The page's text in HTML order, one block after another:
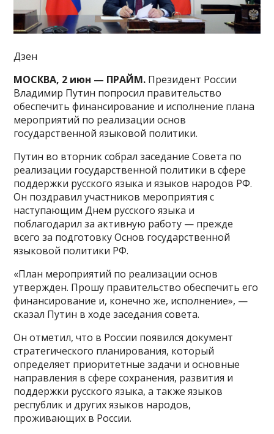
Дзен
МОСКВА, 2 июн — ПРАЙМ. Президент России
Владимир Путин попросил правительство
обеспечить финансирование и исполнение плана
мероприятий по реализации основ
государственной языковой политики.
Путин во вторник собрал заседание Совета по
реализации государственной политики в сфере
поддержки русского языка и языков народов РФ.
Он поздравил участников мероприятия с
наступающим Днем русского языка и
поблагодарил за активную работу — прежде
всего за подготовку Основ государственной
языковой политики РФ.
«План мероприятий по реализации основ
утвержден. Прошу правительство обеспечить его
финансирование и, конечно же, исполнение», —
сказал Путин в ходе заседания совета.
Он отметил, что в России появился документ
стратегического планирования, который
определяет приоритетные задачи и основные
направления в сфере сохранения, развития и
поддержки русского языка, а также языков
республик и других языков народов,
проживающих в России.